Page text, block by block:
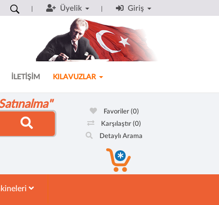
Üyelik Giriş
İLETİŞİM KILAVUZLAR
Favoriler (0)
Karşılaştır (0)
Detaylı Arama